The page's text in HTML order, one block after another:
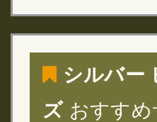
シルバー
ズおすすめ